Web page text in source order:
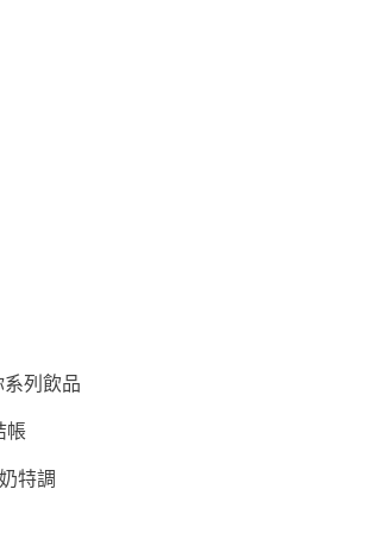
系列飲品
帳
特調